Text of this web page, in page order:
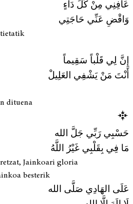
عَافِنِي مِنْ كُلِّ دَاءٍ
وَاقْضِ عَنِّي حَاجَتِي
إِنَّ لِي قَلْباً سَقِيماً
أَنْتَ مَنْ يَشْفِي العَلِيلْ
dituena
حَسْبِي رَبِّي جَلَّ الله
مَا فِي بِقَلْبِي غَيْرُ اللَّهُ
Jainkoari gloria
besterik
عَلَى الهَادِي صَلَّى الله